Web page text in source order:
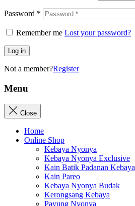
Password *
Remember me Lost your password?
Log in
Not a member?Register
Menu
Close
Home
Online Shop
Kebaya Nyonya
Kebaya Nyonya Exclusive
Kain Batik Padanan Kebaya
Kain Pareo
Kebaya Nyonya Budak
Kerongsang Kebaya
Payung Nyonya